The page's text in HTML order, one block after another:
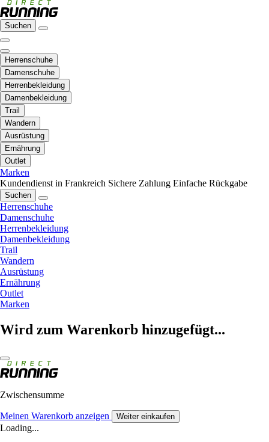
Suchen
Herrenschuhe
Damenschuhe
Herrenbekleidung
Damenbekleidung
Trail
Wandern
Ausrüstung
Ernährung
Outlet
Marken
Kundendienst in Frankreich Sichere Zahlung Einfache Rückgabe
Suchen
Herrenschuhe
Damenschuhe
Herrenbekleidung
Damenbekleidung
Trail
Wandern
Ausrüstung
Ernährung
Outlet
Marken
Wird zum Warenkorb hinzugefügt...
Zwischensumme
Meinen Warenkorb anzeigen Weiter einkaufen
Loading...